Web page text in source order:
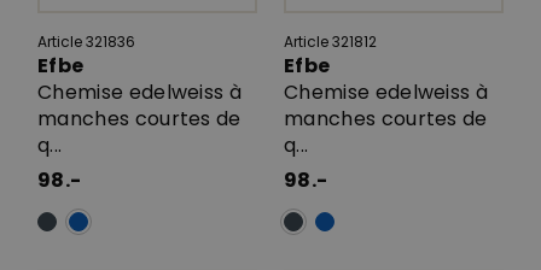
Article 321836
Efbe
Chemise edelweiss à
manches courtes de
q...
98.-
Article 321812
Efbe
Chemise edelweiss à
manches courtes de
q...
98.-